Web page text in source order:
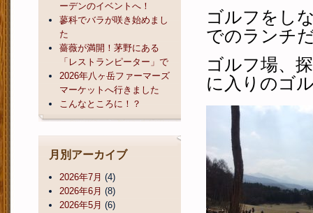
ゴルフをし
でのランチ
ゴルフ場、
に入りのゴ
ーデンのイベントへ！
蓼科でバラが咲き始めまし
た
薔薇が満開！茅野にある
「レストランピーター」で
2026年八ヶ岳ファーマーズ
マーケットへ行きました
こんなところに！？
月別アーカイブ
2026年7月 (4)
2026年6月 (8)
2026年5月 (6)